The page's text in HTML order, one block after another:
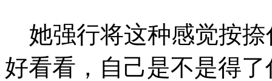
她强行将这种感觉按捺
好看看，自己是不是得